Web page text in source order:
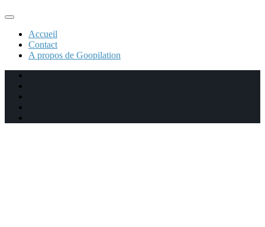
Accueil
Contact
A propos de Goopilation